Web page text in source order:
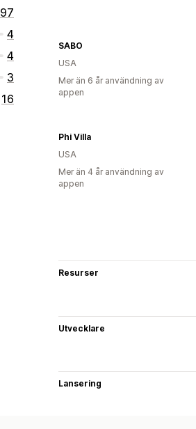
97
4
4
3
16
SABO
USA
Mer än 6 år användning av
appen
Phi Villa
USA
Mer än 4 år användning av
appen
Resurser
Utvecklare
Lansering